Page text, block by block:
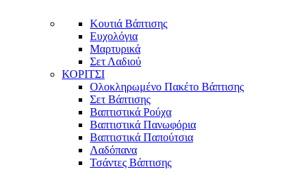
Κουτιά Βάπτισης
Ευχολόγια
Μαρτυρικά
Σετ Λαδιού
ΚΟΡΙΤΣΙ
Ολοκληρωμένο Πακέτο Βάπτισης
Σετ Βάπτισης
Βαπτιστικά Ρούχα
Βαπτιστικά Πανωφόρια
Βαπτιστικά Παπούτσια
Λαδόπανα
Τσάντες Βάπτισης